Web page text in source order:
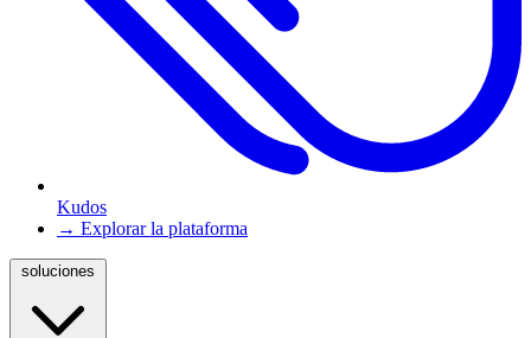
Kudos
→ Explorar la plataforma